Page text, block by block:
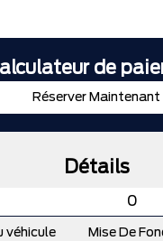
de
Réserver Maintenant
Détails
véhicule
Mise De